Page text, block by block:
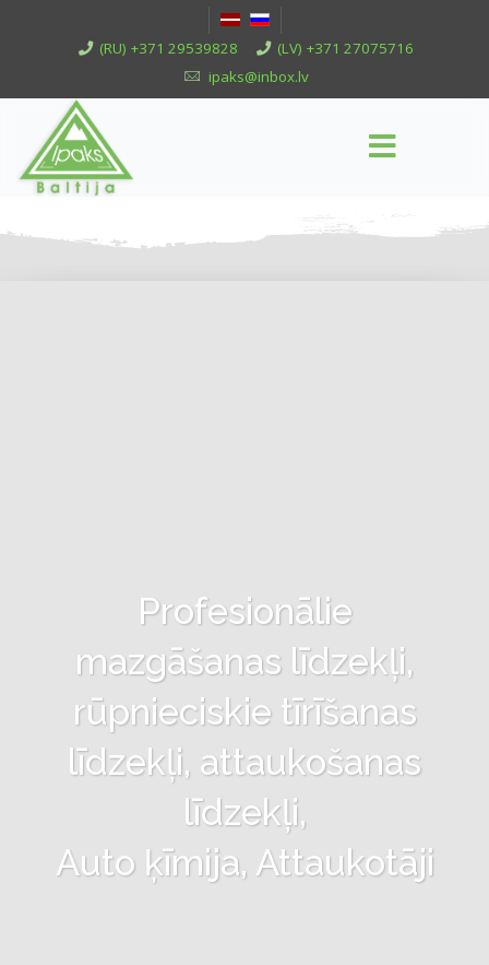
(RU) +371 29539828
(LV) +371 27075716
ipaks@inbox.lv
Profesionālie
mazgāšanas līdzekļi,
rūpnieciskie tīrīšanas
līdzekļi, attaukošanas
līdzekļi,
Auto ķīmija, Attaukotāji